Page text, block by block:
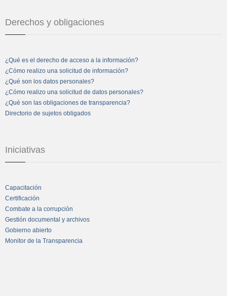
Derechos y obligaciones
¿Qué es el derecho de acceso a la información?
¿Cómo realizo una solicitud de información?
¿Qué son los datos personales?
¿Cómo realizo una solicitud de datos personales?
¿Qué son las obligaciones de transparencia?
Directorio de sujetos obligados
Iniciativas
Capacitación
Certificación
Combate a la corrupción
Gestión documental y archivos
Gobierno abierto
Monitor de la Transparencia